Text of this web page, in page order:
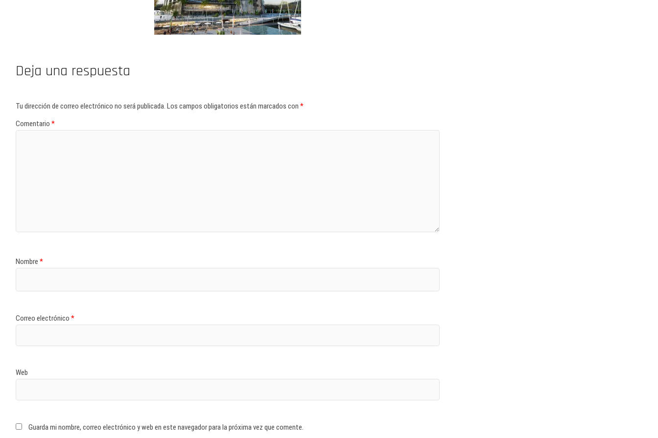
Deja una respuesta
Tu dirección de correo electrónico no será publicada. Los campos obligatorios están marcados con *
Comentario *
Nombre *
Correo electrónico *
Web
Guarda mi nombre, correo electrónico y web en este navegador para la próxima vez que comente.